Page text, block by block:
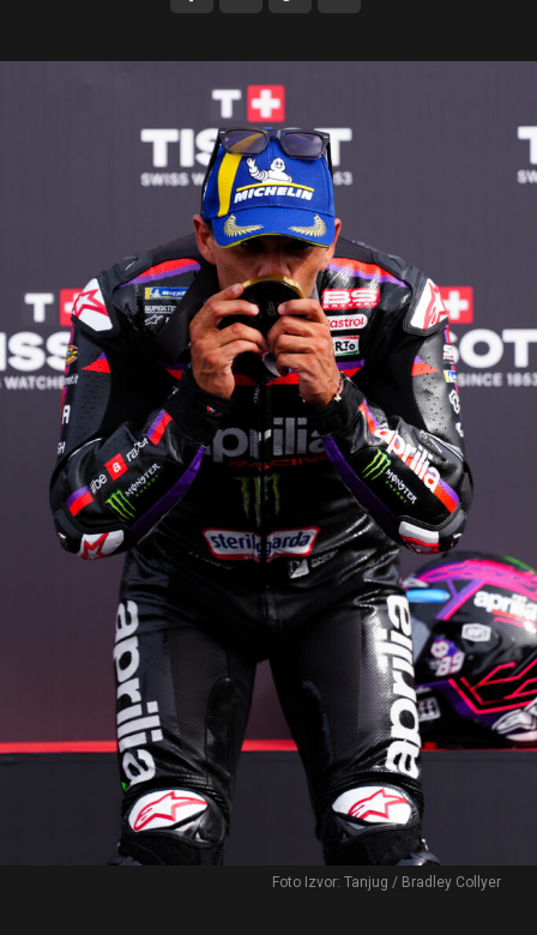
Foto Izvor: Tanjug / Bradley Collyer